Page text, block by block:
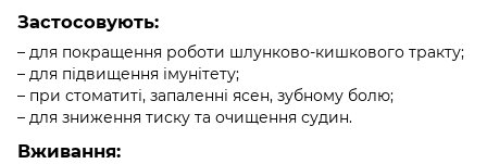
Застосовують:
– для покращення роботи шлунково-кишкового тракту;
– для підвищення імунітету;
– при стоматиті, запаленні ясен, зубному болю;
– для зниження тиску та очищення судин.
Вживання: